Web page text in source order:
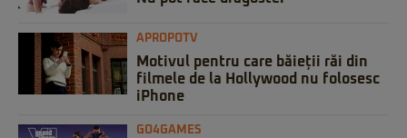
APROPOTV
Motivul pentru care băieții răi din
filmele de la Hollywood nu folosesc
iPhone
GO4GAMES